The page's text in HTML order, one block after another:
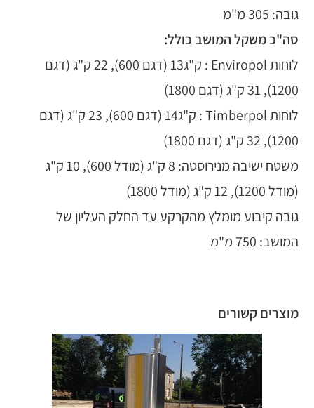
גובה: 305 מ"מ
סה"כ משקל המושב כולל:
לוחות Enviropol : ק"ג13 (דגם 600), 22 ק"ג (דגם
1200), 31 ק"ג (דגם 1800)
לוחות Timberpol : ק"ג14 (דגם 600), 23 ק"ג (דגם
1200), 32 ק"ג (דגם 1800)
משטח ישיבה מנירוסטה: 8 ק"ג (מודל 600), 10 ק"ג
(מודל 1200), 12 ק"ג (מודל 1800)
גובה קיבוע מומלץ מהקרקע עד החלק העליון של
המושב: 750 מ"מ
מוצרים קשורים